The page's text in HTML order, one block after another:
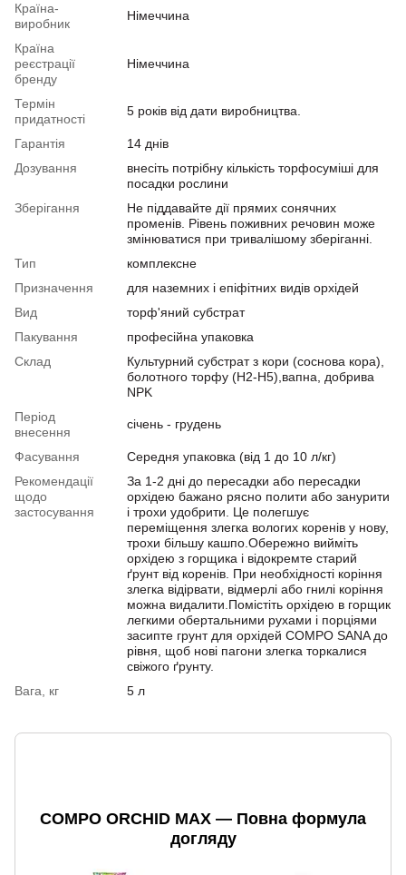
Країна-
виробник
Німеччина
Країна
реєстрації
бренду
Німеччина
Термін
придатності
5 років від дати виробництва.
Гарантія
14 днів
Дозування
внесіть потрібну кількість торфосуміші для
посадки рослини
Зберігання
Не піддавайте дії прямих сонячних
променів. Рівень поживних речовин може
змінюватися при тривалішому зберіганні.
Тип
комплексне
Призначення
для наземних і епіфітних видів орхідей
Вид
торф'яний субстрат
Пакування
професійна упаковка
Склад
Культурний субстрат з кори (соснова кора),
болотного торфу (Н2-Н5),вапна, добрива
NPK
Період
внесення
січень - грудень
Фасування
Середня упаковка (від 1 до 10 л/кг)
Рекомендації
щодо
застосування
За 1-2 дні до пересадки або пересадки
орхідею бажано рясно полити або занурити
і трохи удобрити. Це полегшує
переміщення злегка вологих коренів у нову,
трохи більшу кашпо.Обережно вийміть
орхідею з горщика і відокремте старий
ґрунт від коренів. При необхідності коріння
злегка відірвати, відмерлі або гнилі коріння
можна видалити.Помістіть орхідею в горщик
легкими обертальними рухами і порціями
засипте грунт для орхідей COMPO SANA до
рівня, щоб нові пагони злегка торкалися
свіжого ґрунту.
Вага, кг
5 л
COMPO ORCHID MAX — Повна формула
догляду